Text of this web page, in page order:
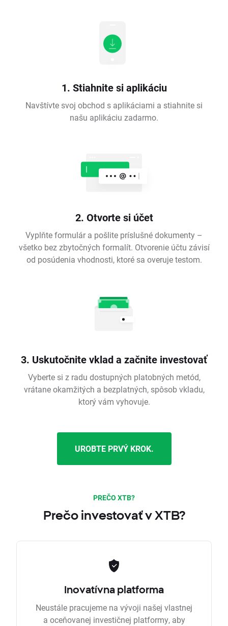
1. Stiahnite si aplikáciu
Navštívte svoj obchod s aplikáciami a stiahnite si
našu aplikáciu zadarmo.
2. Otvorte si účet
Vyplňte formulár a pošlite príslušné dokumenty –
všetko bez zbytočných formalít. Otvorenie účtu závisí
od posúdenia vhodnosti, ktoré sa overuje testom.
3. Uskutočnite vklad a začnite investovať
Vyberte si z radu dostupných platobných metód,
vrátane okamžitých a bezplatných, spôsob vkladu,
ktorý vám vyhovuje.
UROBTE PRVÝ KROK.
PREČO XTB?
Prečo investovať v XTB?
Inovatívna platforma
Neustále pracujeme na vývoji našej vlastnej
a oceňovanej investičnej platformy, aby